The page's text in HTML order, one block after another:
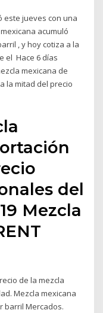
este jueves con una
acumuló
, y hoy cotiza a la
el Hace 6 días
mexicana de
la mitad del precio
del
Mezcla
de la mezcla
Mezcla mexicana
barril Mercados.